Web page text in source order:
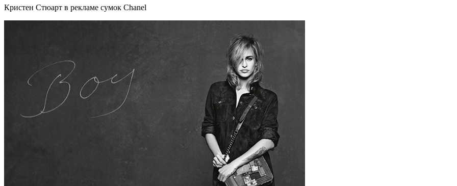
Кристен Стюарт в рекламе сумок Chanel